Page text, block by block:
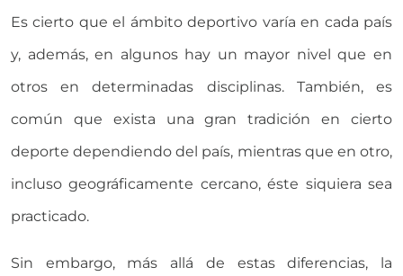
Es cierto que el ámbito deportivo varía en cada país
y, además, en algunos hay un mayor nivel que en
otros en determinadas disciplinas. También, es
común que exista una gran tradición en cierto
deporte dependiendo del país, mientras que en otro,
incluso geográficamente cercano, éste siquiera sea
practicado.
Sin embargo, más allá de estas diferencias, la